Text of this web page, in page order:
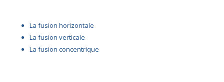
La fusion horizontale
La fusion verticale
La fusion concentrique